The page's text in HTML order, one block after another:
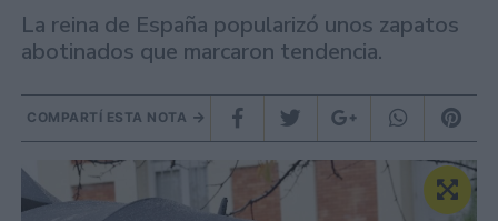
La reina de España popularizó unos zapatos
abotinados que marcaron tendencia.
COMPARTÍ ESTA NOTA